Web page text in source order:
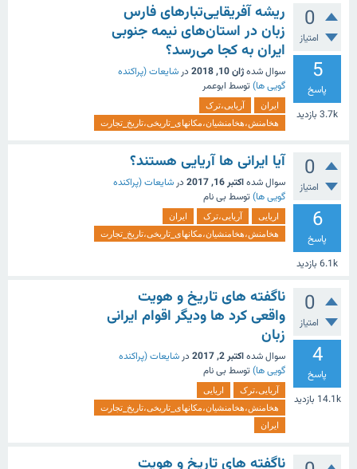
0
امتیاز
5
پاسخ
3.7k بازدید
ریشه آفریقایی‌تبار‌های فارس
زبان در استان‌های نیمه جنوبی
ایران به کجا می‌رسد؟
سوال شدهژان 10, 2018 در شایعات (پراکنده
گویی ها) توسط ابوعمر
ایران
آریایی،ترک
هخامنش،هخامنشیان،مکانهای_تاریخی،تاریخ_تجارت
0
امتیاز
6
پاسخ
6.1k بازدید
آیا ایرانی ها آریایی هستند؟
سوال شدهاکتبر 16, 2017 در شایعات (پراکنده
گویی ها) توسط بی نام
اریایی آریایی،ترک
ایران
هخامنش،هخامنشیان،مکانهای_تاریخی،تاریخ_تجارت
0
امتیاز
4
پاسخ
14.1k بازدید
ناگفته های تاریخ و هویت
واقعی کرد ها ودیگر اقوام ایرانی
زبان
سوال شدهاکتبر 2, 2017 در شایعات (پراکنده
گویی ها) توسط بی نام
آریایی،ترک
اریایی
هخامنش،هخامنشیان،مکانهای_تاریخی،تاریخ_تجارت
ایران
ناگفته های تاریخ و هویت